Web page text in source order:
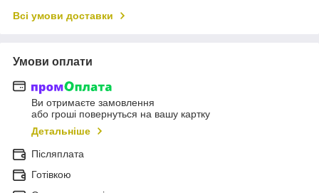
Всі умови доставки
Умови оплати
Ви отримаєте замовлення
або гроші повернуться на вашу картку
Детальніше
Післяплата
Готівкою